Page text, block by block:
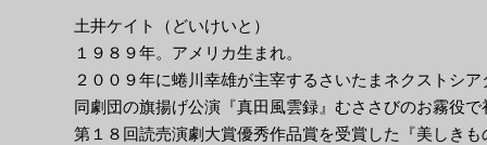
土井ケイト（どいけいと）
１９８９年。アメリカ生まれ。
２００９年に蜷川幸雄が主宰するさいたまネクストシ
同劇団の旗揚げ公演『真田風雲録』むささびのお霧役
第１８回読売演劇大賞優秀作品賞を受賞した『美しき